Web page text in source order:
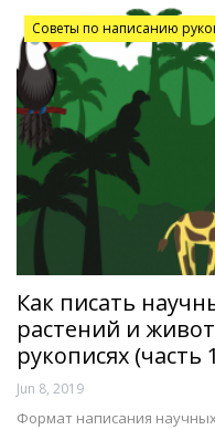
Советы по написанию
Как писать
растений и
рукописях (часть
Jun 8, 2019
Формат написания